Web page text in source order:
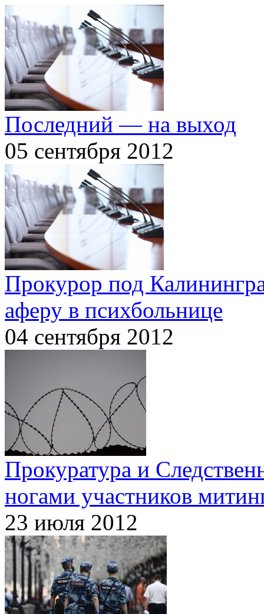
Последний — на выход
05 сентября 2012
Прокурор под
аферу в психбольнице
04 сентября 2012
Прокуратура и
ногами участников
23 июля 2012